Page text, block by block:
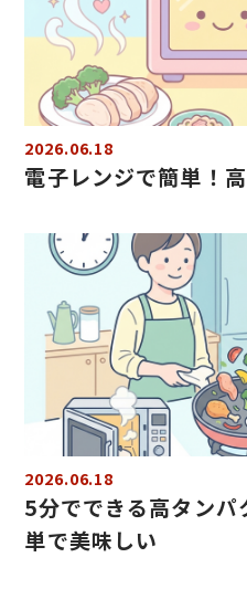
2026.06.18
電子レンジで簡単！
2026.06.18
5分でできる高タン
単で美味しい